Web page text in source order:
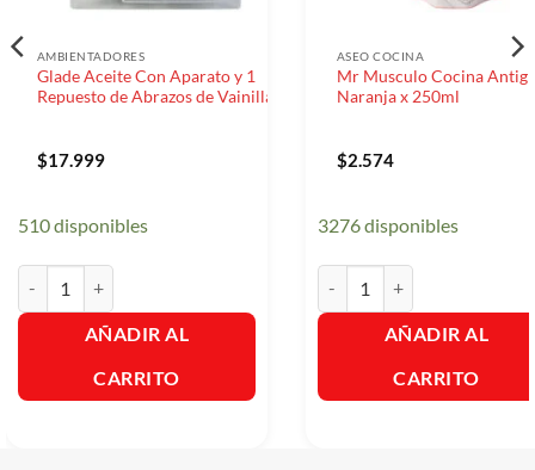
AMBIENTADORES
Glade Aceite Con Aparato y 1
Repuesto de Abrazos de Vainilla
$17.999
510 disponibles
AÑADIR AL
CARRITO
ASEO COCINA
Mr Musculo Cocina
Naranja x 250ml
$2.574
3276 disponibles
AÑADIR AL
CARRITO